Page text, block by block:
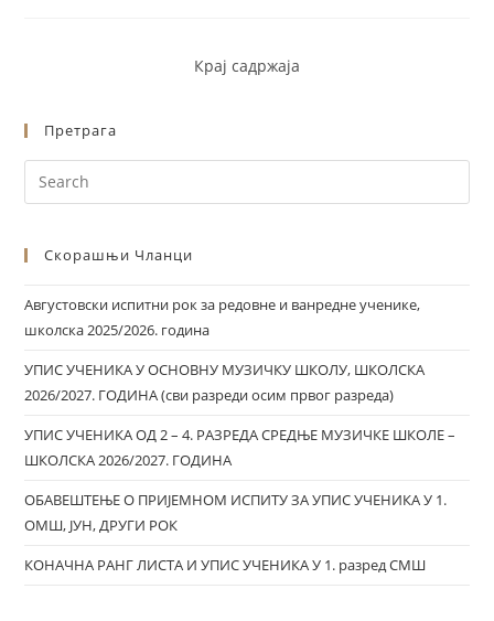
Крај садржаја
Претрага
Скорашњи Чланци
Августовски испитни рок за редовне и ванредне ученике,
школска 2025/2026. година
УПИС УЧЕНИКА У ОСНОВНУ МУЗИЧКУ ШКОЛУ, ШКОЛСКА
2026/2027. ГОДИНА (сви разреди осим првог разреда)
УПИС УЧЕНИКА ОД 2 – 4. РАЗРЕДА СРЕДЊЕ МУЗИЧКЕ ШКОЛЕ –
ШКОЛСКА 2026/2027. ГОДИНА
ОБАВЕШТЕЊЕ О ПРИЈЕМНОМ ИСПИТУ ЗА УПИС УЧЕНИКА У 1.
ОМШ, ЈУН, ДРУГИ РОК
КОНАЧНА РАНГ ЛИСТА И УПИС УЧЕНИКА У 1. разред СМШ